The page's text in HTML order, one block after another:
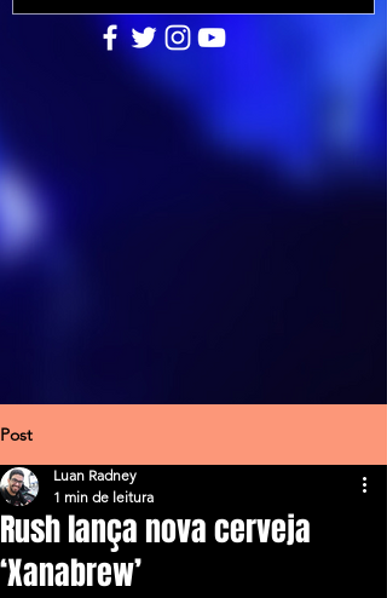
Post
Rush lança nova cerveja
‘Xanabrew’
Luan Radney
1 min de leitura